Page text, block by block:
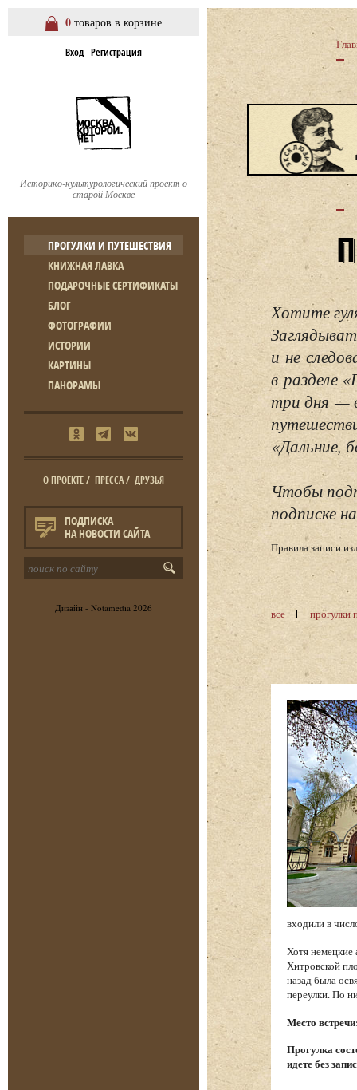
0 товаров в корзине
Вход Регистрация
Историко-культурологический проект о
старой Москве
ПРОГУЛКИ И ПУТЕШЕСТВИЯ
КНИЖНАЯ ЛАВКА
ПОДАРОЧНЫЕ СЕРТИФИКАТЫ
БЛОГ
ФОТОГРАФИИ
ИСТОРИИ
КАРТИНЫ
ПАНОРАМЫ
О ПРОЕКТЕ/ ПРЕССА/ ДРУЗЬЯ
ПОДПИСКА
НА НОВОСТИ САЙТА
Дизайн - Notamedia 2026
Хотите
и не
в разделе
три дня —
«Дальние,
Чтобы
подписке
Правила записи
все прогулки
входили в
Хотя немецкие
Хитровской
назад была
переулки. По
Место
Прогулка
идете без